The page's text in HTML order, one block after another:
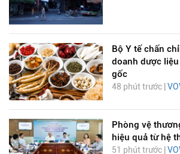
Bộ Y tế chấn
doanh dược
gốc
48 phút trước |
Phòng vệ
hiệu quả từ hệ
51 phút trước |